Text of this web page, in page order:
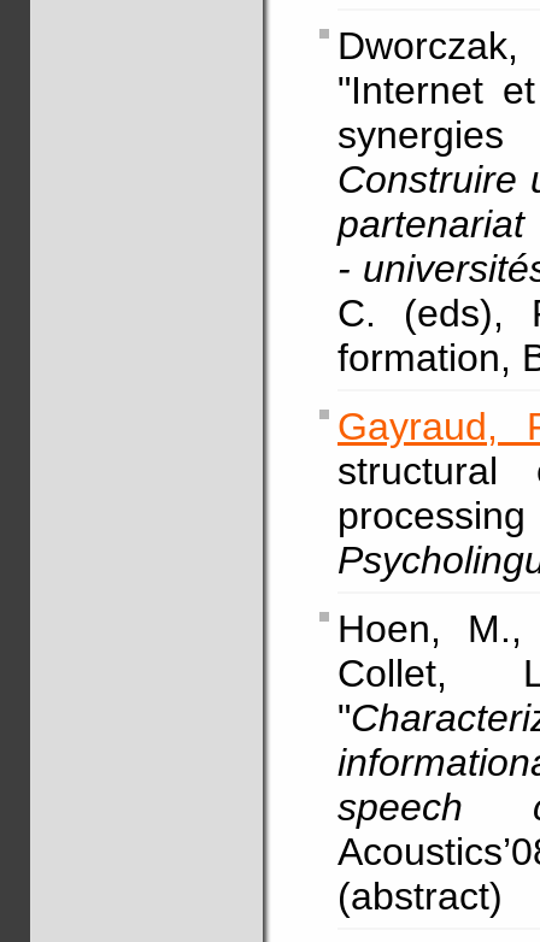
"Internet
Construire
-
C. (eds),
formation,
Gayraud,
structural
Hoen, M.,
Collet,
"
speech
(abstract)